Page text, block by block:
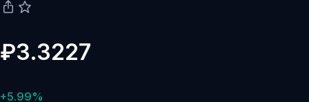
₽3.3227
+5.99%